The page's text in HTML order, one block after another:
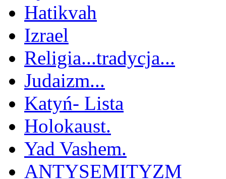
Hatikvah
Izrael
Religia...tradycja...
Judaizm...
Katyń- Lista
Holokaust.
Yad Vashem.
ANTYSEMITYZM